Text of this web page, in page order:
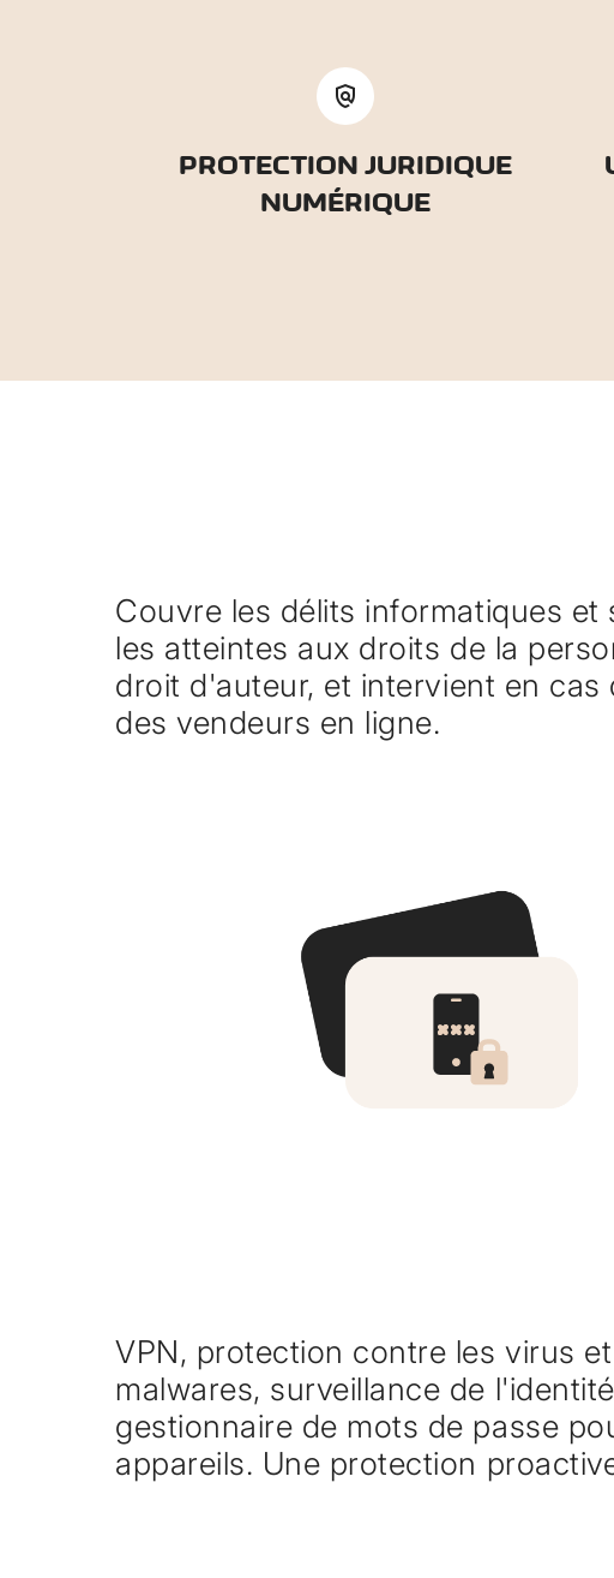
policy
PROTECTION JURIDIQUE
NUMÉRIQUE
Couvre les délits informatiques et
les atteintes aux droits de la
droit d'auteur, et intervient en cas
des vendeurs en ligne.
VPN, protection contre les virus
malwares, surveillance de
gestionnaire de mots de passe
appareils. Une protection